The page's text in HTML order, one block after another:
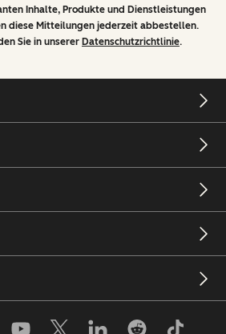
Inhalte, Produkte und Dienstleistungen
diese Mitteilungen jederzeit abbestellen.
Sie in unserer Datenschutzrichtlinie.